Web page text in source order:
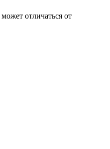
может отличаться от